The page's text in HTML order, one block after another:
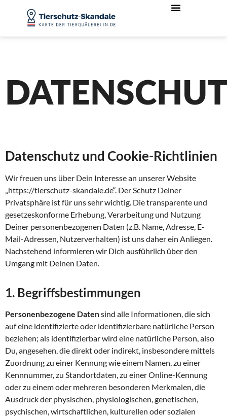
Datenschutz und Cookie-Richtlinien
Wir freuen uns über Dein Interesse an unserer Website
„https://tierschutz-skandale.de“. Der Schutz Deiner
Privatsphäre ist für uns sehr wichtig. Die transparente und
gesetzeskonforme Erhebung, Verarbeitung und Nutzung
Deiner personenbezogenen Daten (z.B. Name, Adresse, E-
Mail-Adressen, Nutzerverhalten) ist uns daher ein Anliegen.
Nachstehend informieren wir Dich ausführlich über den
Umgang mit Deinen Daten.
1. Begriffsbestimmungen
Personenbezogene Datensind alle Informationen, die sich
auf eine identifizierte oder identifizierbare natürliche Person
beziehen; als identifizierbar wird eine natürliche Person, also
Du, angesehen, die direkt oder indirekt, insbesondere mittels
Zuordnung zu einer Kennung wie einem Namen, zu einer
Kennnummer, zu Standortdaten, zu einer Online-Kennung
oder zu einem oder mehreren besonderen Merkmalen, die
Ausdruck der physischen, physiologischen, genetischen,
psychischen, wirtschaftlichen, kulturellen oder sozialen